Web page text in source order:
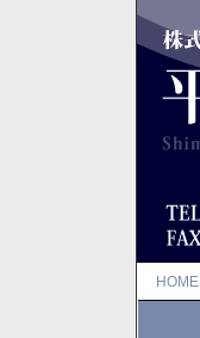
HOME